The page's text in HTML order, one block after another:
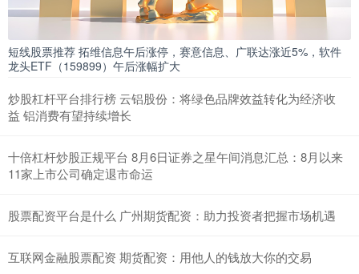
短线股票推荐 拓维信息午后涨停，赛意信息、广联达涨近5%，软件
龙头ETF（159899）午后涨幅扩大
炒股杠杆平台排行榜 云铝股份：将绿色品牌效益转化为经济收
益 铝消费有望持续增长
十倍杠杆炒股正规平台 8月6日证券之星午间消息汇总：8月以来
11家上市公司确定退市命运
股票配资平台是什么 广州期货配资：助力投资者把握市场机遇
互联网金融股票配资 期货配资：用他人的钱放大你的交易